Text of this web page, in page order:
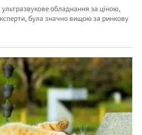
обладнання за ціною,
була значно вищою за ринкову